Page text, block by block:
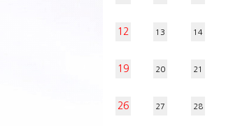
12 13 14
19 20 21
26 27 28